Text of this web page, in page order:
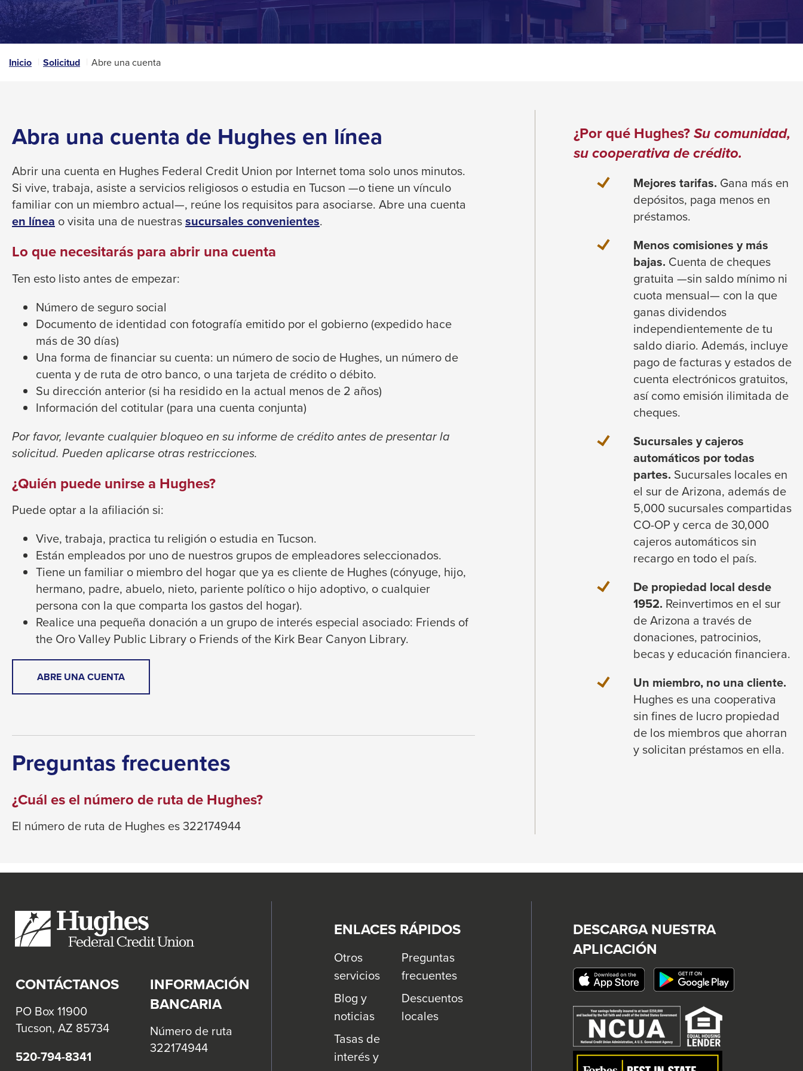
that
open
a
sub
space
or
key.
space
bar
key
commands.
arrows
move
across
top
level
links
and
expand
close
menus
levels.
Down
arrows
will
open
level
and
toggle
through
sub
Enter
menus
closes
them
as
Tab
will
move
to
part
of
the
rather
go
through
menu
Inicio Solicitud Abre una cuenta
Abra una cuenta de Hughes en línea
Abrir una cuenta en Hughes Federal Credit Union por Internet toma solo unos minutos.
Si vive, trabaja, asiste a servicios religiosos o estudia en Tucson —o tiene un vínculo
familiar con un miembro actual—, reúne los requisitos para asociarse. Abre una cuenta
en línea This
will
trigger
a
popup
message.
o visita una de nuestrassucursales convenientes.
Lo que necesitarás para abrir una cuenta
Ten esto listo antes de empezar:
Número de seguro social
Documento de identidad con fotografía emitido por el gobierno (expedido hace
más de 30 días)
Una forma de financiar su cuenta: un número de socio de Hughes, un número de
cuenta y de ruta de otro banco, o una tarjeta de crédito o débito.
Su dirección anterior (si ha residido en la actual menos de 2 años)
Información del cotitular (para una cuenta conjunta)
Por favor, levante cualquier bloqueo en su informe de crédito antes de presentar la
solicitud. Pueden aplicarse otras restricciones.
¿Quién puede unirse a Hughes?
Puede optar a la afiliación si:
Vive, trabaja, practica tu religión o estudia en Tucson.
Están empleados por uno de nuestros grupos de empleadores seleccionados.
Tiene un familiar o miembro del hogar que ya es cliente de Hughes (cónyuge, hijo,
hermano, padre, abuelo, nieto, pariente político o hijo adoptivo, o cualquier
persona con la que comparta los gastos del hogar).
Realice una pequeña donación a un grupo de interés especial asociado: Friends of
the Oro Valley Public Library o Friends of the Kirk Bear Canyon Library.
ABRE UNA CUENTATHIS
LINK
MESSAGE.
Preguntas frecuentes
¿Cuál es el número de ruta de Hughes?
El número de ruta de Hughes es 322174944
¿Por qué Hughes?Su comunidad,
su cooperativa de crédito.
Mejores tarifas. Gana más en
depósitos, paga menos en
préstamos.
Menos comisiones y más
bajas. Cuenta de cheques
gratuita —sin saldo mínimo ni
cuota mensual— con la que
ganas dividendos
independientemente de tu
saldo diario. Además, incluye
pago de facturas y estados de
cuenta electrónicos gratuitos,
así como emisión ilimitada de
cheques.
Sucursales y cajeros
automáticos por todas
partes. Sucursales locales en
el sur de Arizona, además de
5,000 sucursales compartidas
CO-OP y cerca de 30,000
cajeros automáticos sin
recargo en todo el país.
De propiedad local desde
1952. Reinvertimos en el sur
de Arizona a través de
donaciones, patrocinios,
becas y educación financiera.
Un miembro, no una cliente.
Hughes es una cooperativa
sin fines de lucro propiedad
de los miembros que ahorran
y solicitan préstamos en ella.
CONTÁCTANOS
PO Box 11900
Tucson, AZ 85734
520-794-8341
INFORMACIÓN
BANCARIA
Número de ruta
322174944
ENLACES RÁPIDOS
Otros
servicios
Preguntas
frecuentes
Blog y
noticias
Descuentos
locales
Tasas de
interés y
DESCARGA NUESTRA
APLICACIÓN
This
link
will
trigger
a
popup